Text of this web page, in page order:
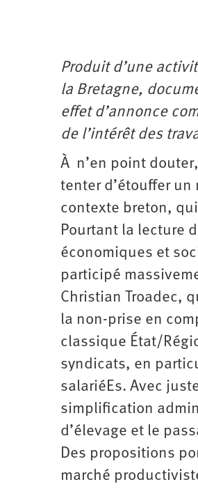
Produit d’une
la Bretagne,
effet d’annonce
de l’intérêt des
À n’en point
tenter d’étouffer
contexte breton,
Pourtant la lecture
économiques et
participé
Christian Troadec,
la non-prise en
classique État/
syndicats, en
salariéEs. Avec
simplification
d’élevage et le
Des propositions
marché